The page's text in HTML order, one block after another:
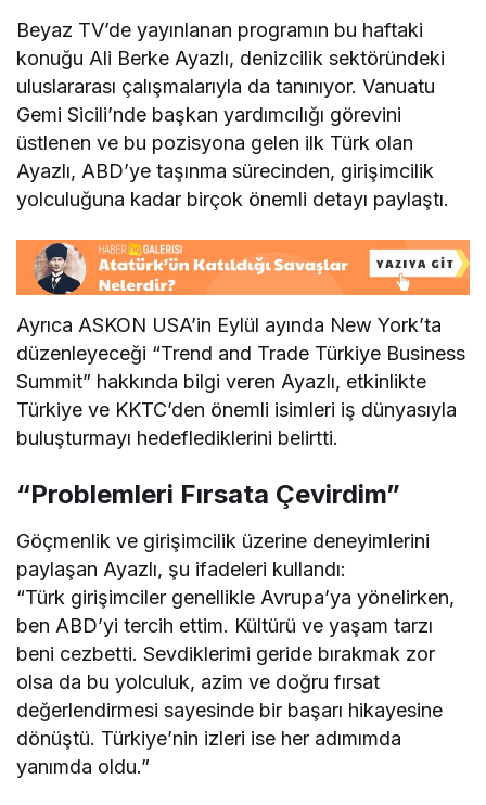
Beyaz TV’de yayınlanan programın bu haftaki
konuğu Ali Berke Ayazlı, denizcilik sektöründeki
uluslararası çalışmalarıyla da tanınıyor. Vanuatu
Gemi Sicili’nde başkan yardımcılığı görevini
üstlenen ve bu pozisyona gelen ilk Türk olan
Ayazlı, ABD’ye taşınma sürecinden, girişimcilik
yolculuğuna kadar birçok önemli detayı paylaştı.
Ayrıca ASKON USA’in Eylül ayında New York’ta
düzenleyeceği “Trend and Trade Türkiye Business
Summit” hakkında bilgi veren Ayazlı, etkinlikte
Türkiye ve KKTC’den önemli isimleri iş dünyasıyla
buluşturmayı hedeflediklerini belirtti.
“Problemleri Fırsata Çevirdim”
Göçmenlik ve girişimcilik üzerine deneyimlerini
paylaşan Ayazlı, şu ifadeleri kullandı:
“Türk girişimciler genellikle Avrupa’ya yönelirken,
ben ABD’yi tercih ettim. Kültürü ve yaşam tarzı
beni cezbetti. Sevdiklerimi geride bırakmak zor
olsa da bu yolculuk, azim ve doğru fırsat
değerlendirmesi sayesinde bir başarı hikayesine
dönüştü. Türkiye’nin izleri ise her adımımda
yanımda oldu.”